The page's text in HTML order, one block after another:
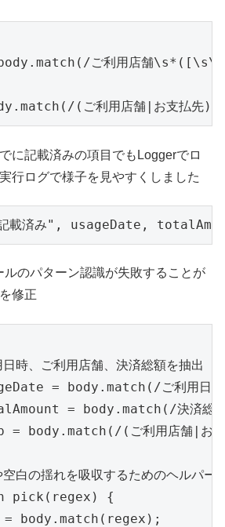
ご利用店舗
(ご利用店舗|お
に記載済みの項目でもLoggerでロ
行ログで様子を見やすくしました
載済み", usageDate,
のパターン認識が失敗することが
修正
時、ご利用店舗、決済総額を抽出
= body.match(/ご利用日
= body.match(/決済
= body.match(/(ご利用店舗|
の揺れを吸収するためのヘルパー
pick(regex) {
body.match(regex);